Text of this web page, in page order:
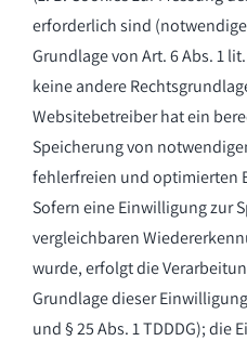
erforderlich sind
Grundlage von Art. 6 Abs. 1
keine andere
Websitebetreiber hat ein
Speicherung von
fehlerfreien und optimierten
Sofern eine Einwilligung zur
vergleichbaren
wurde, erfolgt die
Grundlage dieser Einwilligung
und § 25 Abs. 1 TDDDG); die